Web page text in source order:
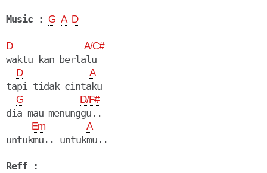
Music : G A D
D A/C#
waktu kan berlalu
D A
tapi tidak cintaku
G D/F#
dia mau menunggu..
Em A
untukmu.. untukmu..
Reff :